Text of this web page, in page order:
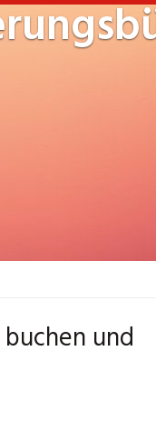
und